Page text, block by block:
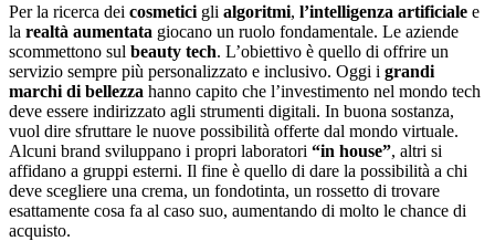
Per la ricerca dei cosmetici gli algoritmi, l’intelligenza artificiale e
la realtà aumentata giocano un ruolo fondamentale. Le aziende
scommettono sul beauty tech. L’obiettivo è quello di offrire un
servizio sempre più personalizzato e inclusivo. Oggi i grandi
marchi di bellezza hanno capito che l’investimento nel mondo tech
deve essere indirizzato agli strumenti digitali. In buona sostanza,
vuol dire sfruttare le nuove possibilità offerte dal mondo virtuale.
Alcuni brand sviluppano i propri laboratori “in house”, altri si
affidano a gruppi esterni. Il fine è quello di dare la possibilità a chi
deve scegliere una crema, un fondotinta, un rossetto di trovare
esattamente cosa fa al caso suo, aumentando di molto le chance di
acquisto.